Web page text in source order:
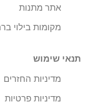
אתר מתנות
מקומות בילוי
תנאי שימוש
מדיניות החזרים
מדיניות פרטיות